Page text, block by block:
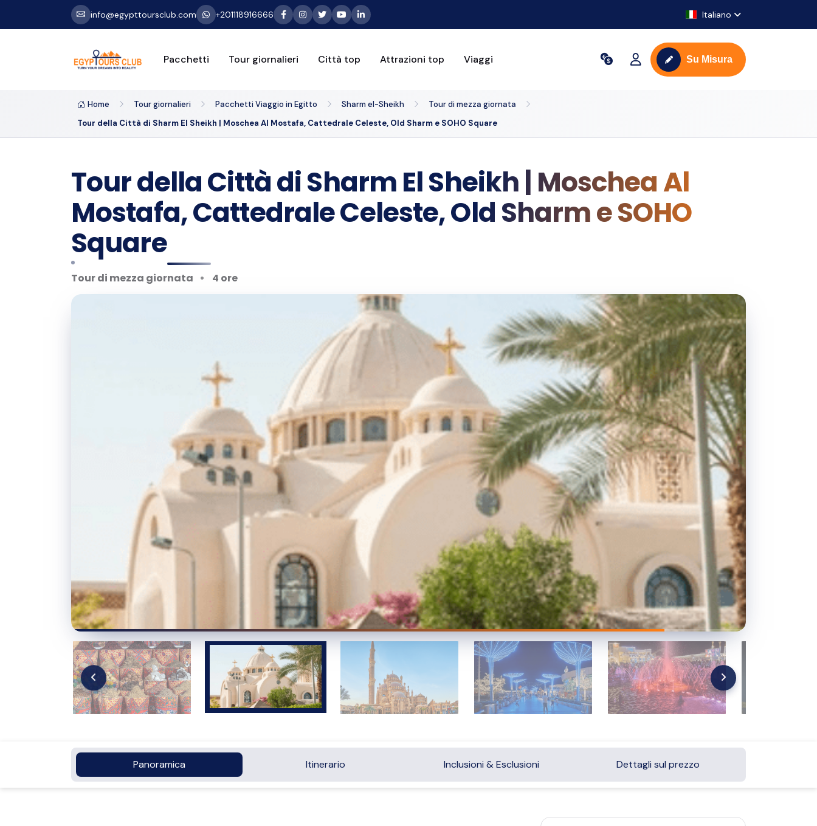
info@egypttoursclub.com +201118916666 Italiano
Pacchetti Tour giornalieri Città top Attrazioni top Viaggi Su Misura
Home Tour giornalieri Pacchetti Viaggio in Egitto Sharm el-Sheikh
Tour di mezza giornata
Tour della Città di Sharm El Sheikh | Moschea Al Mostafa, Cattedrale Celeste, Old Sharm e SOHO Square
Tour della Città di Sharm El Sheikh | Moschea Al
Mostafa, Cattedrale Celeste, Old Sharm e SOHO
Square
Tour di mezza giornata 4 ore
Panoramica Itinerario Inclusioni & Esclusioni Dettagli sul prezzo